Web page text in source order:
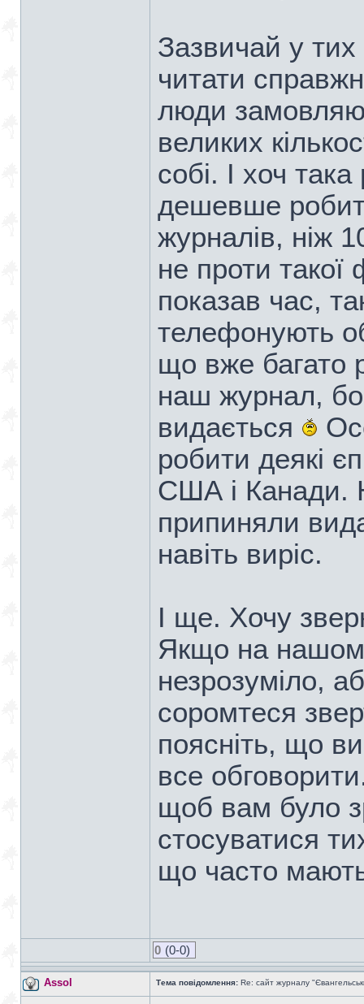
Зазвичай у
читати
люди
великих
собі. І хоч
дешевше
журналів, ніж
не проти
показав час,
телефонують
що вже багато
наш журнал,
видається
робити деякі
США і Канади.
припиняли
навіть виріс.
І ще. Хочу
Якщо на
незрозуміло,
соромтеся
поясніть, що
все
щоб вам було
стосуватися
що часто
0 (0-0)
Assol Тема повідомлення: Re: сайт журналу